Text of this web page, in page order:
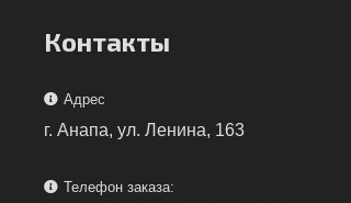
Контакты
Адрес
г. Анапа, ул. Ленина, 163
Телефон заказа: